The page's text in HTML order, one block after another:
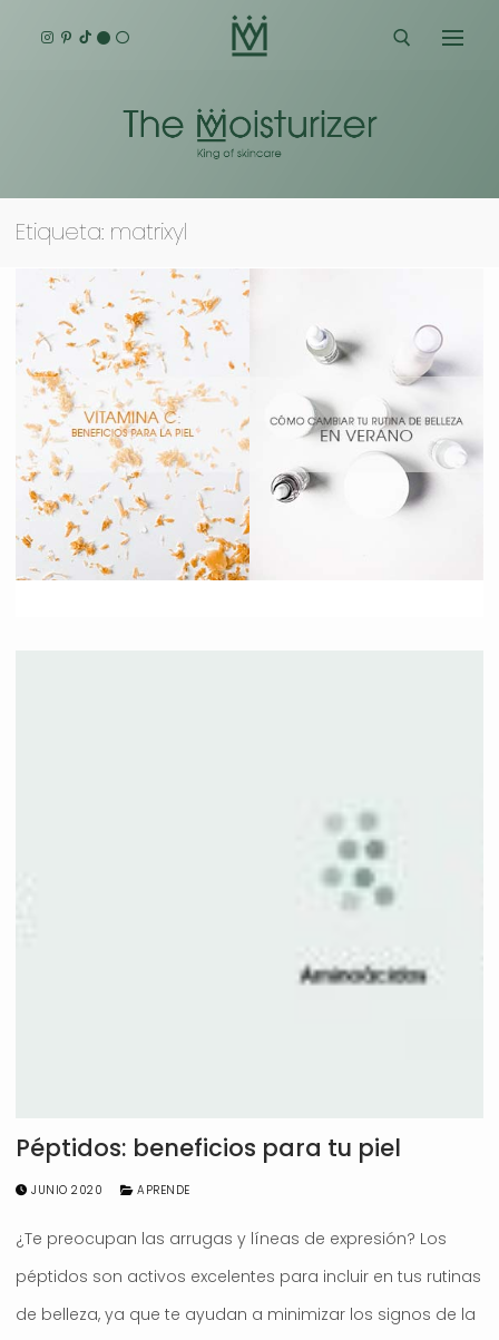
Buscar:
Etiqueta: matrixyl
Péptidos: beneficios para tu piel
JUNIO 2020 APRENDE
¿Te preocupan las arrugas y líneas de expresión? Los
péptidos son activos excelentes para incluir en tus rutinas
de belleza, ya que te ayudan a minimizar los signos de la